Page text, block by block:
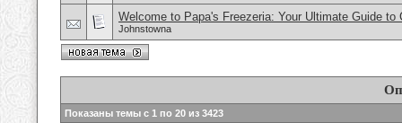
Welcome to Papa's Freezeria: Your Ultimate Guide to
Johnstowna
Показаны темы с 1 по 20 из 3423